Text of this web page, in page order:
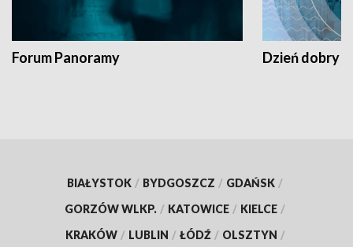
Forum Panoramy Dzień dobry
BIAŁYSTOK / BYDGOSZCZ / GDAŃSK /
GORZÓW WLKP. / KATOWICE / KIELCE /
KRAKÓW / LUBLIN / ŁÓDŹ / OLSZTYN /